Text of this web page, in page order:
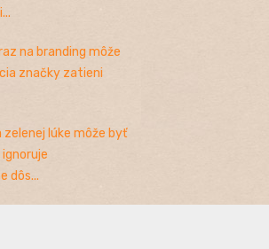
na branding môže
značky zatieni
zelenej lúke môže byť
dôs...